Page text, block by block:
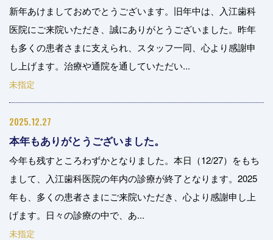
新年あけましておめでとうございます。旧年中は、入江歯科
医院にご来院いただき、誠にありがとうございました。昨年
も多くの患者さまに支えられ、スタッフ一同、心より感謝申
し上げます。治療や通院を通していただい...
未指定
2025.12.27
本年もありがとうございました。
今年も残すところわずかとなりました。本日（12/27）をもち
まして、入江歯科医院の年内の診療が終了となります。2025
年も、多くの患者さまにご来院いただき、心より感謝申し上
げます。日々の診療の中で、あ...
未指定